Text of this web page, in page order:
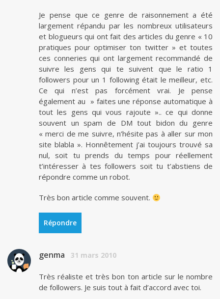
Je pense que ce genre de raisonnement a été
largement répandu par les nombreux utilisateurs
et blogueurs qui ont fait des articles du genre « 10
pratiques pour optimiser ton twitter » et toutes
ces conneries qui ont largement recommandé de
suivre les gens qui te suivent que le ratio 1
followers pour un 1 following était le meilleur, etc.
Ce qui n’est pas forcément vrai. Je pense
également au » faites une réponse automatique à
tout les gens qui vous rajoute ».. ce qui donne
souvent un spam de DM tout bidon du genre
« merci de me suivre, n’hésite pas à aller sur mon
site blabla ». Honnêtement j’ai toujours trouvé sa
nul, soit tu prends du temps pour réellement
t’intéresser à tes followers soit tu t’abstiens de
répondre comme un robot.
Très bon article comme souvent.
Répondre
genma 31 mars 2010
Très réaliste et très bon ton article sur le nombre
de followers. Je suis tout à fait d’accord avec toi.